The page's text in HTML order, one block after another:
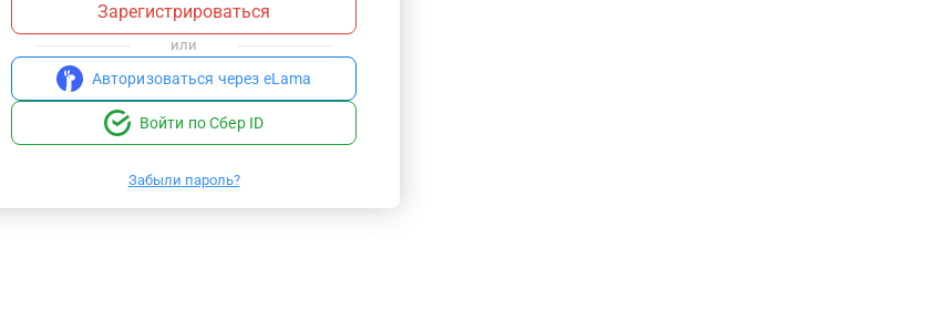
Зарегистрироваться
или
Авторизоваться через eLama
Войти по Сбер ID
Забыли пароль?